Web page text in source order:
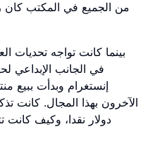
من الجميع في المكتب كان
بينما كانت تواجه تحديات
في الجانب الإبداعي
إنستغرام وبدأت ببيع
دولار نقدا، وكيف